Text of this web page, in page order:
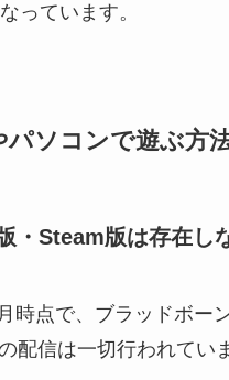
っています。
パソコンで遊ぶ方
・Steam版は存在し
時点で、ブラッドボー
配信は一切行われてい